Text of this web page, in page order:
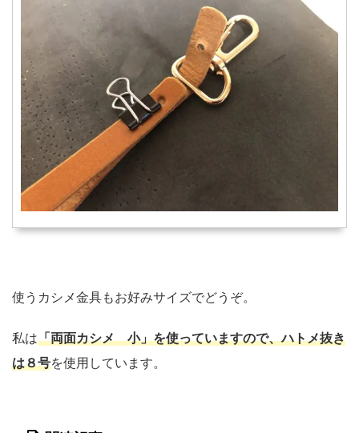
使うカシメ金具もお好みサイズでどうぞ。
私は「両面カシメ 小」を使っていますので、ハトメ抜き
は８号を使用しています。